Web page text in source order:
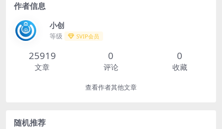
作者信息
小创
等级 SVIP会员
25919
文章
0
评论
0
收藏
查看作者其他文章
随机推荐